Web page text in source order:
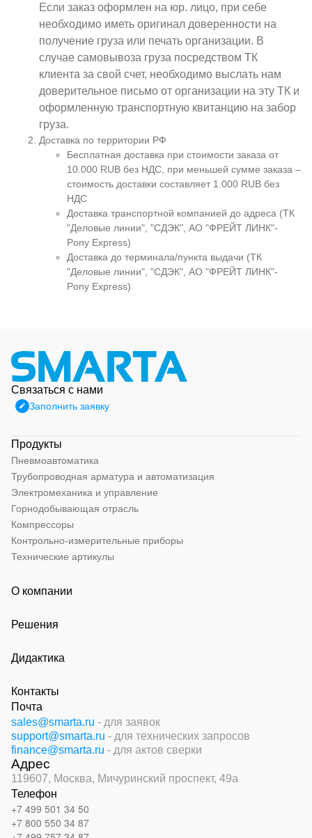
Если заказ оформлен на юр. лицо, при себе
необходимо иметь оригинал доверенности на
получение груза или печать организации. В
случае самовывоза груза посредством ТК
клиента за свой счет, необходимо выслать нам
доверительное письмо от организации на эту ТК и
оформленную транспортную квитанцию на забор
груза.
Доставка по территории РФ
Бесплатная доставка при стоимости заказа от
10.000 RUB без НДС, при меньшей сумме заказа –
стоимость доставки составляет 1.000 RUB без
НДС
Доставка транспортной компанией до адреса (ТК
"Деловые линии", "СДЭК", АО "ФРЕЙТ ЛИНК"-
Pony Express)
Доставка до терминала/пункта выдачи (ТК
"Деловые линии", "СДЭК", АО "ФРЕЙТ ЛИНК"-
Pony Express)
Связаться с нами
Заполнить заявку
Продукты
Пневмоавтоматика
Трубопроводная арматура и автоматизация
Электромеханика и управление
Горнодобывающая отрасль
Компрессоры
Контрольно-измерительные приборы
Технические артикулы
О компании
Решения
Дидактика
Контакты
Почта
sales@smarta.ru - для заявок
support@smarta.ru - для технических запросов
finance@smarta.ru - для актов сверки
Адрес
119607, Москва, Мичуринский проспект, 49а
Телефон
+7 499 501 34 50
+7 800 550 34 87